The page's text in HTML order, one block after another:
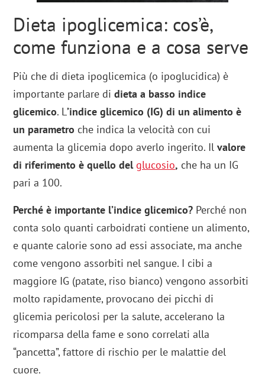
Dieta ipoglicemica: cos’è,
come funziona e a cosa serve
Più che di dieta ipoglicemica (o ipoglucidica) è
importante parlare didieta a basso indice
glicemico. L’indice glicemico (IG) di un alimento è
un parametro che indica la velocità con cui
aumenta la glicemia dopo averlo ingerito. Ilvalore
di riferimento è quello delglucosio, che ha un IG
pari a 100.
Perché è importante l’indice glicemico? Perché non
conta solo quanti carboidrati contiene un alimento,
e quante calorie sono ad essi associate, ma anche
come vengono assorbiti nel sangue. I cibi a
maggiore IG (patate, riso bianco) vengono assorbiti
molto rapidamente, provocano dei picchi di
glicemia pericolosi per la salute, accelerano la
ricomparsa della fame e sono correlati alla
“pancetta”, fattore di rischio per le malattie del
cuore.